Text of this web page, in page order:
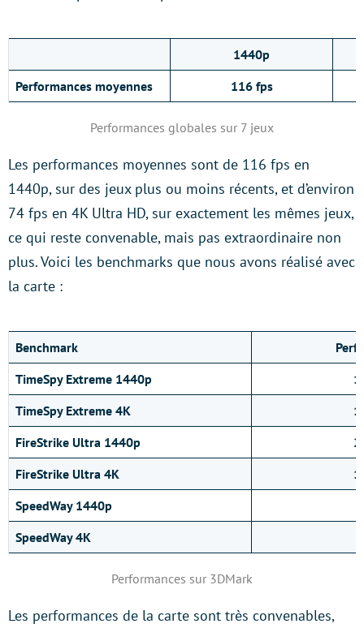
1440p
Performances moyennes
116 fps
Performances globales sur 7 jeux
Les performances moyennes sont de 116 fps en
1440p, sur des jeux plus ou moins récents, et d’environ
74 fps en 4K Ultra HD, sur exactement les mêmes jeux,
ce qui reste convenable, mais pas extraordinaire non
plus. Voici les benchmarks que nous avons réalisé avec
la carte :
Benchmark
TimeSpy Extreme 1440p
TimeSpy Extreme 4K
FireStrike Ultra 1440p
FireStrike Ultra 4K
SpeedWay 1440p
SpeedWay 4K
Performances sur 3DMark
Les performances de la carte sont très convenables,